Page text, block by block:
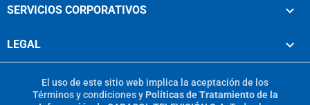
SERVICIOS CORPORATIVOS
LEGAL
El uso de este sitio web implica la aceptación de los
Términos y condicionesy Políticas de Tratamiento de la